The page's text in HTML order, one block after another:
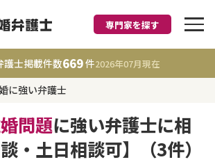
離婚に強い弁護士
事務所 669
件
更新日 :2026年07月31日
専門家を探す
護士掲載件数669件2026年07月現在
に強い弁護士
問題に強い弁護士に相
・土日相談可】（3件）